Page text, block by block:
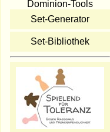
Dominion-Tools
Set-Generator
Set-Bibliothek